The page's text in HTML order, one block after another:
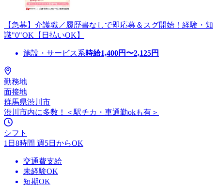
【急募】介護職／履歴書なしで即応募＆スグ開始！経験・知
識"0"OK【日払いOK】
施設・サービス系時給1,400円〜2,125円
勤務地
面接地
群馬県渋川市
渋川市内に多数！＜駅チカ・車通勤okも有＞
シフト
1日8時間 週5日からOK
交通費支給
未経験OK
短期OK